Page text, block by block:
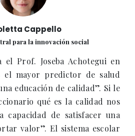
Cappello
para la innovación social
Prof. Joseba Achotegui en
el mayor predictor de salud
educación de calidad”. Si le
qué es la calidad nos
capacidad de satisfacer una
valor”. El sistema escolar